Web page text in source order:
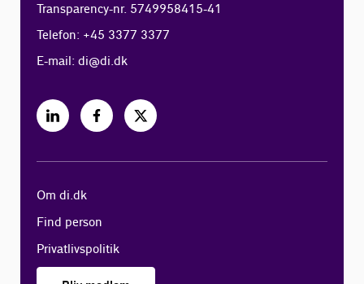
Transparency-nr. 5749958415-41
Telefon: +45 3377 3377
E-mail:di@di.dk
Om di.dk
Find person
Privatlivspolitik